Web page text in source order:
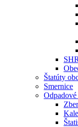
Štatúty
Smernice